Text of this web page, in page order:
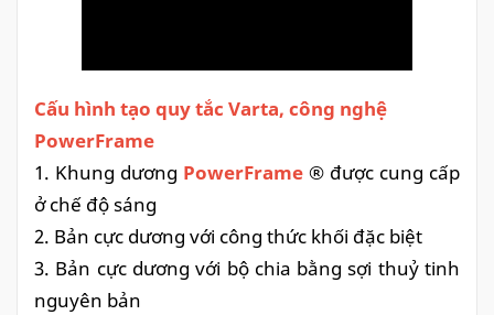
Cấu hình tạo quy tắc Varta, công nghệ
PowerFrame
1. Khung dương PowerFrame ® được cung cấp
ở chế độ sáng
2. Bản cực dương với công thức khối đặc biệt
3. Bản cực dương với bộ chia bằng sợi thuỷ tinh
nguyên bản